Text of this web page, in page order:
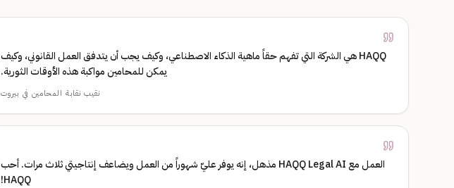
HAQQ هي الشركة التي تفهم حقاً ماهية الذكاء الاصطناعي، وكيف يجب أن يتدفق العمل القانوني، وكيف
يمكن للمحامين مواكبة هذه الأوقات الثورية.
نقيب نقابة المحامين في بيروت
العمل مع HAQQ Legal AI مذهل، إنه يوفر عليّ شهوراً من العمل ويضاعف إنتاجيتي ثلاث مرات. أحب
HAQQ!